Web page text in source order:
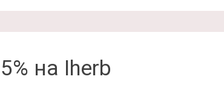
на Iherb